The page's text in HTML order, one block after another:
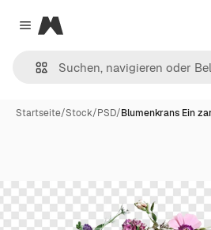
Close menu
Magnific
Startseite/Stock/PSD/Blumenkrans Ein